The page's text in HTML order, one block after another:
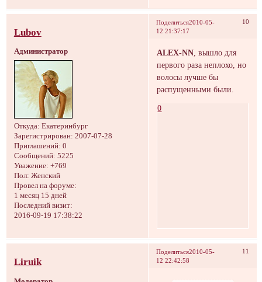
Поделиться 10
2010-05-
12 21:37:17
Lubov
Администратор
Откуда: Екатеринбург
Зарегистрирован: 2007-07-28
Приглашений: 0
Сообщений: 5225
Уважение: +769
Пол: Женский
Провел на форуме:
1 месяц 15 дней
Последний визит:
2016-09-19 17:38:22
ALEX-NN , вышло для
первого раза неплохо, но
волосы лучше бы
распущенными были.
0
Поделиться 11
2010-05-
12 22:42:58
Liruik